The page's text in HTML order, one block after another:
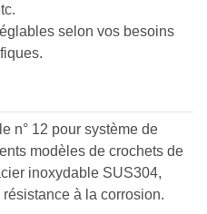
selon vos besoins
n° 12 pour système de
modèles de crochets de
inoxydable SUS304,
à la corrosion.